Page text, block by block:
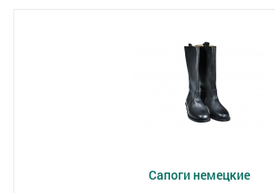
Сапоги немецкие